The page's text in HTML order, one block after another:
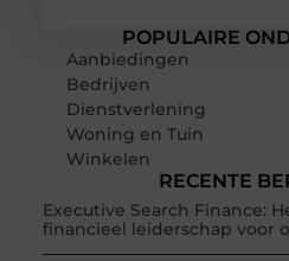
POPULAIRE
Aanbiedingen
Bedrijven
Dienstverlening
Woning en Tuin
Winkelen
RECENTE
Executive Search Finance:
financieel leiderschap voor